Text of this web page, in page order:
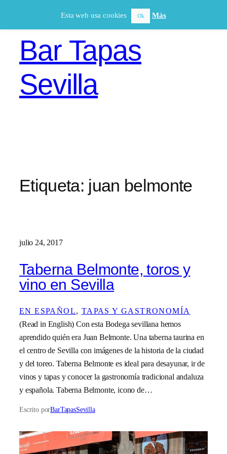
Bar Tapas
Sevilla
Etiqueta: juan belmonte
julio 24, 2017
Taberna Belmonte, toros y
vino en Sevilla
EN ESPAÑOL, TAPAS Y GASTRONOMÍA
(Read in English) Con esta Bodega sevillana hemos
aprendido quién era Juan Belmonte. Una taberna taurina en
el centro de Sevilla con imágenes de la historia de la ciudad
y del toreo. Taberna Belmonte es ideal para desayunar, ir de
vinos y tapas y conocer la gastronomía tradicional andaluza
y española. Taberna Belmonte, icono de…
Escrito porBarTapasSevilla
Esta web usa cookies Ok Más